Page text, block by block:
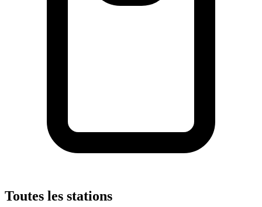
Toutes les stations